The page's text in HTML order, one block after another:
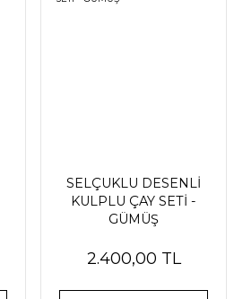
SELÇUKLU DESENLİ
KULPLU ÇAY SETİ -
GÜMÜŞ
2.400,00 TL